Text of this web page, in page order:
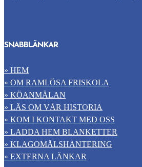
SNABBLÄNKAR
» HEM
» OM RAMLÖSA FRISKOLA
» KÖANMÄLAN
» LÄS OM VÅR HISTORIA
» KOM I KONTAKT MED OSS
» LADDA HEM BLANKETTER
» KLAGOMÅLSHANTERING
» EXTERNA LÄNKAR